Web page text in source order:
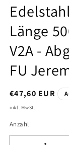
Länge
V2A -
FU
,
€47,60 EUR
inkl. MwSt.
Anzahl